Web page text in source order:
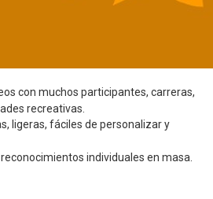
con muchos participantes, carreras,
recreativas.
ligeras, fáciles de personalizar y
individuales en masa.